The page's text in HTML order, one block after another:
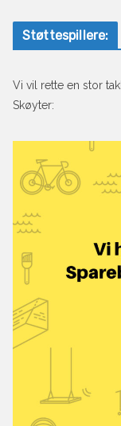
Støttespillere:
Vi vil rette en stor
Skøyter: